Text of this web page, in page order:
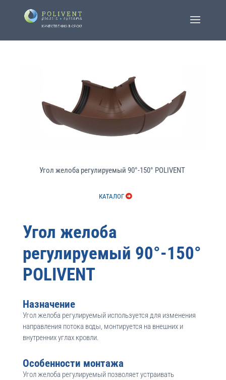
Угол желоба регулируемый 90°-150° POLIVENT
КАТАЛОГ
Угол желоба
регулируемый 90°-150°
POLIVENT
Назначение
Угол желоба регулируемый используется для изменения
направления потока воды, монтируется на внешних и
внутренних углах кровли.
Особенности монтажа
Угол желоба регулируемый позволяет устраивать